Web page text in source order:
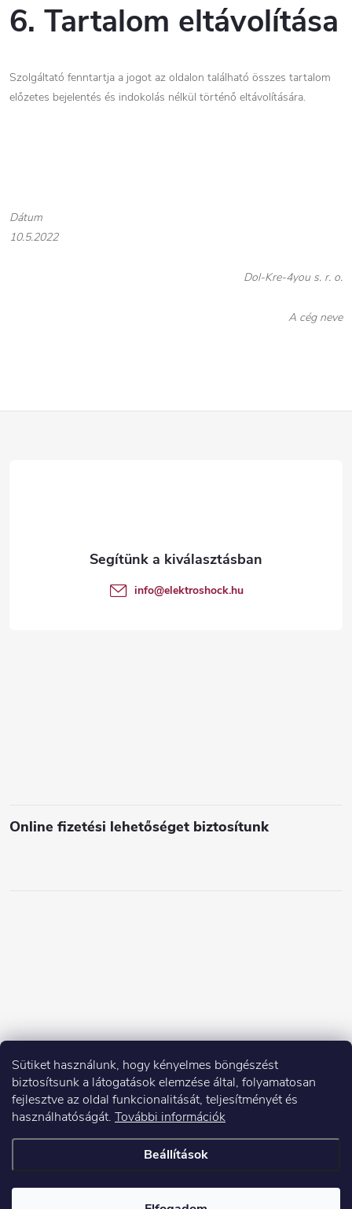
Sütiket használunk, hogy kényelmes böngészést
biztosítsunk a látogatások elemzése által, folyamatosan
fejlesztve az oldal funkcionalitását, teljesítményét és
használhatóságát. További információk
Beállítások
6. Tartalom eltávolítása
Szolgáltató fenntartja a jogot az oldalon található összes tartalom
előzetes bejelentés és indokolás nélkül történő eltávolítására.
Dátum
10.5.2022
Dol-Kre-4you s. r. o.
A cég neve
Online fizetési lehetőséget biztosítunk
info@elektroshock.hu
Copyright 2026Elektroshock.hu. Minden jog fenntartva.